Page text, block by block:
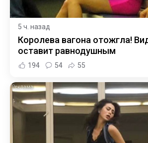
5 ч. назад
Королева вагона отожгла!
оставит равнодушным
194 54 55